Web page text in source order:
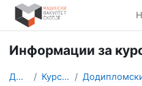
Оди до главна содржина
Информации за
Дома Курсеви